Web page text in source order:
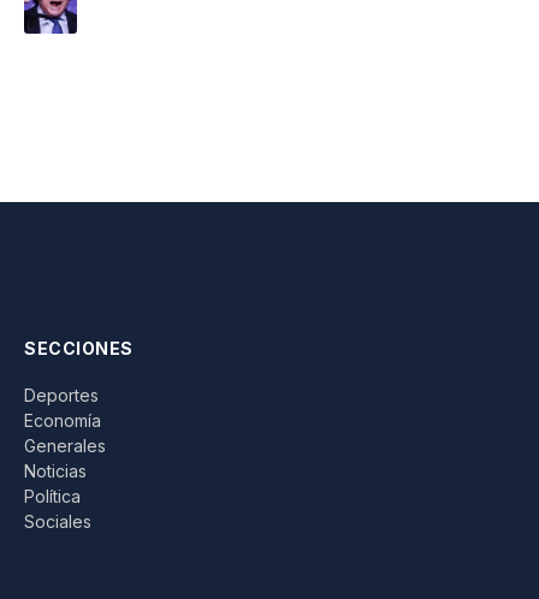
SECCIONES
Deportes
Economía
Generales
Noticias
Política
Sociales